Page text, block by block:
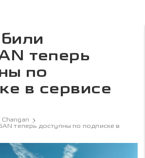
теперь
по
в сервисе
теперь доступны по подписке в